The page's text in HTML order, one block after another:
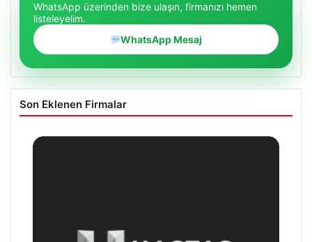
WhatsApp üzerinden bize ulaşın, firmanızı hemen
listeleyelim.
WhatsApp Mesaj
Son Eklenen Firmalar